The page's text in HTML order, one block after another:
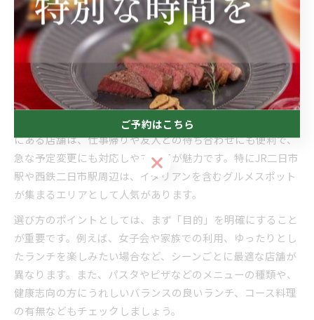
ンランチ案内
筑紫野市の駅近イタリアンランチの選び方
筑紫野市でイタリアンランチを楽しむ際、駅近の立地はアク
セスの良さから多くの方に選ばれています。駅から徒歩圏内
にある店舗は、仕事帰りや友人との待ち合わせにも便利で、
急な予定変更にも対応しやすい点が魅力です。特にJR二日市
駅や西鉄二日市駅周辺は、イタリアンを含むグルメスポット
が集まるエリアとして人気があります。
選び方のポイントとしては、まず「目的」を明確にすること
が重要です。例えば、女子会や家族での利用、ゆったりとし
たランチを楽しみたい場合など、シーンごとに最適な店舗が
異なります。また、パスタやピザなどのメニューの種類や、
健康志向の方にうれしいバランスの良いランチ、コース料理
の有無などもチェックしましょう。
ご予約はこちら
ご予約はこちら